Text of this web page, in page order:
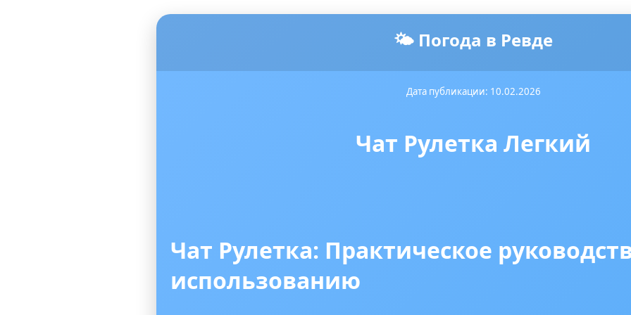
🌤️ Погода в Ревде
Дата публикации: 10.02.2026
Чат Рулетка Легкий
Чат Рулетка: Практическое
использованию